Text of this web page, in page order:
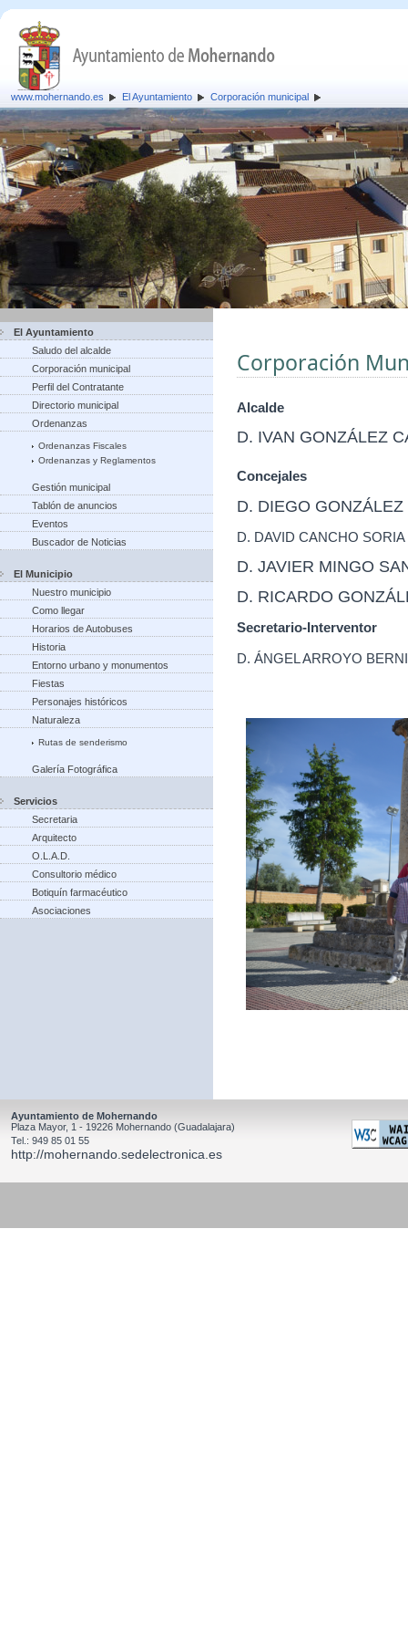
www.mohernando.es El Ayuntamiento Corporación municipal
El Ayuntamiento
Saludo del alcalde
Corporación municipal
Perfil del Contratante
Directorio municipal
Ordenanzas
Ordenanzas Fiscales
Ordenanzas y Reglamentos
Gestión municipal
Tablón de anuncios
Eventos
Buscador de Noticias
El Municipio
Nuestro municipio
Como llegar
Horarios de Autobuses
Historia
Entorno urbano y monumentos
Fiestas
Personajes históricos
Naturaleza
Rutas de senderismo
Galería Fotográfica
Servicios
Secretaria
Arquitecto
O.L.A.D.
Consultorio médico
Botiquín farmacéutico
Asociaciones
Corporación
Alcalde
D. IVAN GONZÁLEZ
Concejales
D. DIEGO
D. DAVID CANCHO
D. JAVIER MINGO
D. RICARDO
Secretario-Interventor
D. ÁNGEL ARROYO
Ayuntamiento de Mohernando
Plaza Mayor, 1 - 19226 Mohernando (Guadalajara)
Tel.: 949 85 01 55
http://mohernando.sedelectronica.es